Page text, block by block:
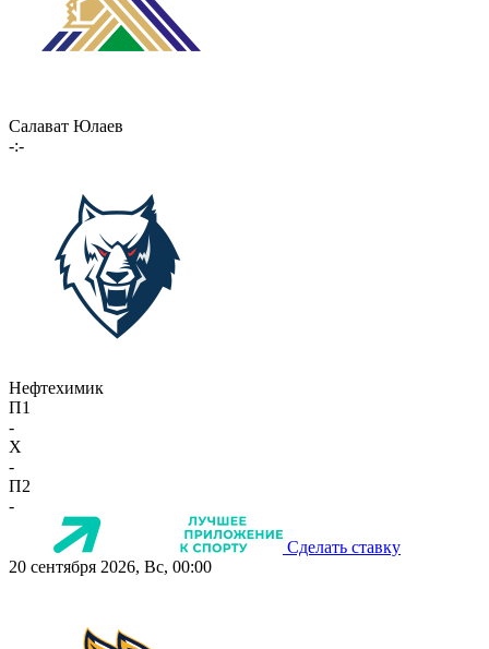
Салават Юлаев
-:-
Нефтехимик
П1
-
X
-
П2
-
Сделать ставку
20 сентября 2026, Вс, 00:00